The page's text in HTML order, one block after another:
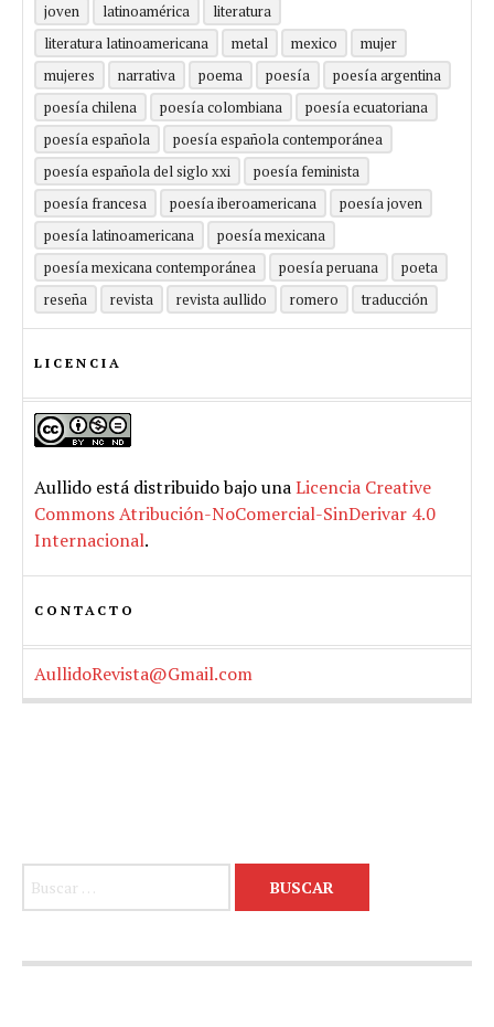
joven
latinoamérica
literatura
literatura latinoamericana
metal mexico
mujer
mujeres
narrativa poema poesía
poesía argentina
poesía chilena
poesía colombiana
poesía ecuatoriana
poesía española
poesía española contemporánea
poesía española del siglo xxi
poesía feminista
poesía francesa
poesía iberoamericana
poesía joven
poesía latinoamericana
poesía mexicana
poesía mexicana contemporánea
poesía peruana
poeta
reseña
revista revista aullido romero traducción
LICENCIA
Aullido está distribuido bajo unaLicencia Creative
Commons Atribución-NoComercial-SinDerivar 4.0
Internacional.
CONTACTO
AullidoRevista@Gmail.com